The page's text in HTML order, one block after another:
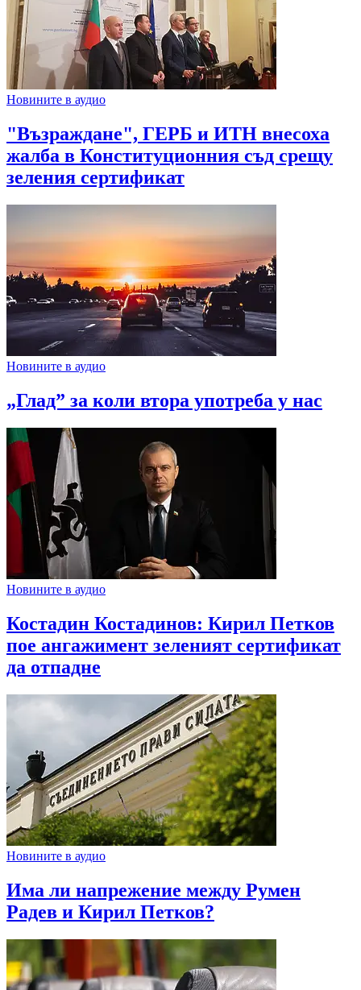
Новините в аудио
"Възраждане", ГЕРБ и ИТН внесоха
жалба в Конституционния съд срещу
зеления сертификат
Новините в аудио
„Глад” за коли втора употреба у нас
Новините в аудио
Костадин Костадинов: Кирил Петков
пое ангажимент зеленият сертификат
да отпадне
Новините в аудио
Има ли напрежение между Румен
Радев и Кирил Петков?